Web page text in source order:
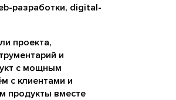
разработки, digital-
проекта,
и
с мощным
с клиентами и
продукты вместе